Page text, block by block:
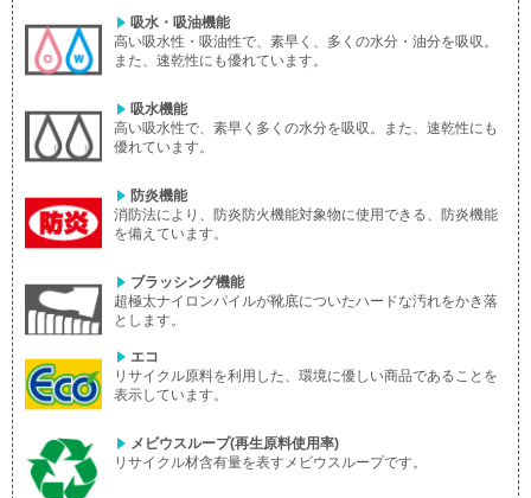
吸水・吸油機能
高い吸水性・吸油性で、素早く、多くの水分・油分を吸収。
また、速乾性にも優れています。
吸水機能
高い吸水性で、素早く多くの水分を吸収。また、速乾性にも
優れています。
防炎機能
消防法により、防炎防火機能対象物に使用できる、防炎機能
を備えています。
ブラッシング機能
超極太ナイロンパイルが靴底についたハードな汚れをかき落
とします。
エコ
リサイクル原料を利用した、環境に優しい商品であることを
表示しています。
メビウスループ(再生原料使用率)
リサイクル材含有量を表すメビウスループです。